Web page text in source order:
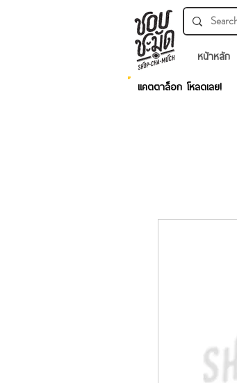
หน้าหลัก
แคตตาล็อก โหลดเลย!